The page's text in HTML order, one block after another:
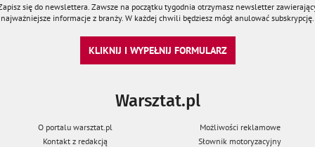
się do newslettera. Zawsze na początku tygodnia otrzymasz newsletter
najważniejsze informacje z branży. W każdej chwili będziesz mógł anulować subskrypcję.
KLIKNIJ I WYPEŁNIJ FORMULARZ
Warsztat.pl
O portalu warsztat.pl
Możliwości reklamowe
Kontakt z redakcją
Słownik motoryzacyjny